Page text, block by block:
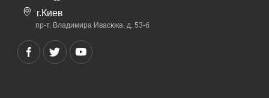
г.Киев
пр-т. Владимира Ивасюка, д. 53-б